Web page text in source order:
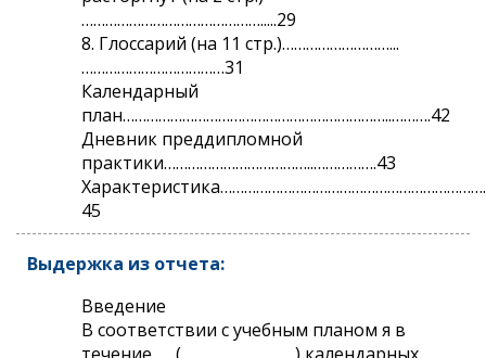
……………………………………….....29
8. Глоссарий (на 11 стр.)………………………...
………………………………31
Календарный
план…………………………………………………………..……….42
Дневник преддипломной
практики………………………………..…………….43
45
Выдержка из отчета:
Введение
В соответствии с учебным планом я в